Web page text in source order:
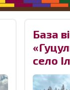
База
село